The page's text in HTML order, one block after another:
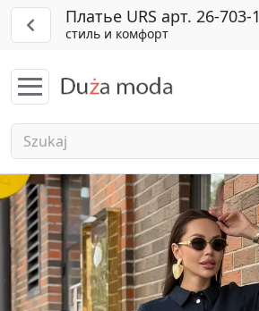
Платье URS арт. 26-703-1
стиль и комфорт